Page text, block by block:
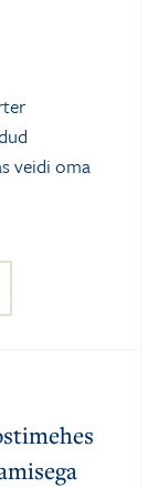
veidi oma